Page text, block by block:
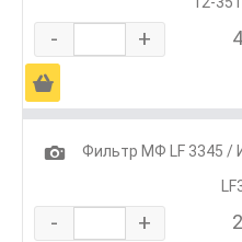
- +
Ä
1
Фильтр МФ LF 3345 /
- +